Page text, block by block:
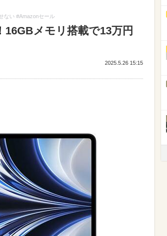
ない #Amazonセール
メモリ搭載で13万円
2025.5.26 15:15